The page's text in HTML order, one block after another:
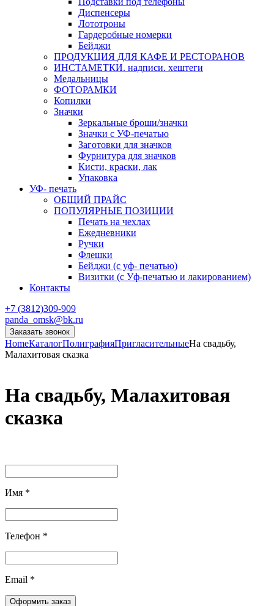
Диспенсеры
Лототроны
Гардеробные номерки
Бейджи
ПРОДУКЦИЯ ДЛЯ КАФЕ И РЕСТОРАНОВ
ИНСТАМЕТКИ. надписи. хештеги
Медальницы
ФОТОРАМКИ
Копилки
Значки
Зеркальные броши/значки
Значки с УФ-печатью
Заготовки для значков
Фурнитура для значков
Кисти, краски, лак
Упаковка
УФ- печать
ОБЩИЙ ПРАЙС
ПОПУЛЯРНЫЕ ПОЗИЦИИ
Печать на чехлах
Ежедневники
Ручки
Флешки
Бейджи (с уф- печатью)
Визитки (с Уф-печатью и лакированием)
Контакты
+7 (3812)309-909
panda_omsk@bk.ru
Заказать звонок
HomeКаталогПолиграфияПригласительныеНа свадьбу,
Малахитовая сказка
На свадьбу, Малахитовая
сказка
Имя *
Телефон *
Email *
Оформить заказ